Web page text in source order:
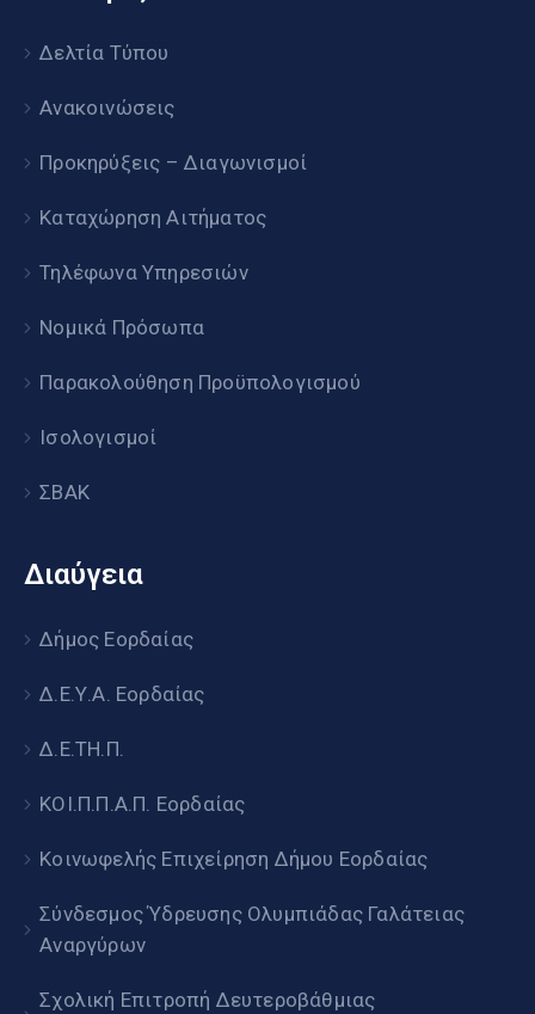
Δελτία Τύπου
Ανακοινώσεις
Προκηρύξεις – Διαγωνισμοί
Καταχώρηση Αιτήματος
Τηλέφωνα Υπηρεσιών
Νομικά Πρόσωπα
Παρακολούθηση Προϋπολογισμού
Ισολογισμοί
ΣΒΑΚ
Διαύγεια
Δήμος Εορδαίας
Δ.Ε.Υ.Α. Εορδαίας
Δ.Ε.ΤΗ.Π.
ΚΟΙ.Π.Π.Α.Π. Εορδαίας
Κοινωφελής Επιχείρηση Δήμου Εορδαίας
Σύνδεσμος Ύδρευσης Ολυμπιάδας Γαλάτειας
Αναργύρων
Σχολική Επιτροπή Δευτεροβάθμιας